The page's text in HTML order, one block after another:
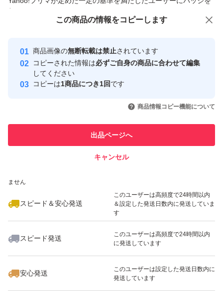
・水に強いビニール素材なので雨や雪の日でも安心♪
＜多用途＞
宅配便の袋は様々な用途があります。
書類 ・DVD・文庫本・文具・洋服など物を入れて発送し
クロネコ・DM便・ネコポス ・ゆうパケット・クリックポ
＜注意＞
＊折り曲げ発送、畳みじわあり。
＊顔に近づくと匂いがしますが、刺激的な匂いではありま
付与しています
安心取引出品者
心・安全なユーザーです
取引実績
引を完了させた実績があります
での取引実績があります
ません
スピード＆安心発送
このユーザーは高頻度で24時間以内
＆設定した発送日数内に発送していま
す
スピード発送
このユーザーは高頻度で24時間以内
に発送しています
安心発送
このユーザーは設定した発送日数内に
発送しています
この商品の情報をコピーします
商品画像の無断転載は禁止されています
コピーされた情報は必ずご自身の商品に合わせて編集
してください
コピーは1商品につき1回です
商品情報コピー機能について
出品ページへ
キャンセル
この商品をみている人にオススメ
いいね！
910